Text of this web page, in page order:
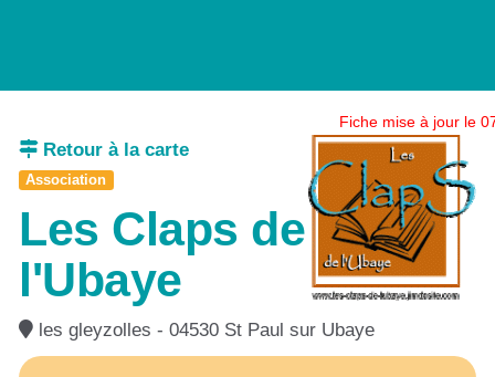
Fiche mise à jour le
Retour à la carte
Association
Les Claps de
l'Ubaye
les gleyzolles - 04530 St Paul sur Ubaye